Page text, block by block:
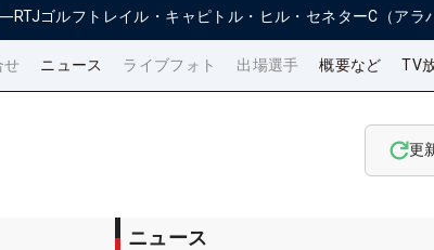
RTJゴルフトレイル・キャピトル・ヒル・セネターC（アラ
せ ニュース ライブフォト 出場選手 概要など TV
更
ニュース